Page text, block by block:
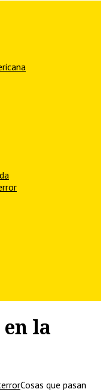
en la
Cosas que pasan